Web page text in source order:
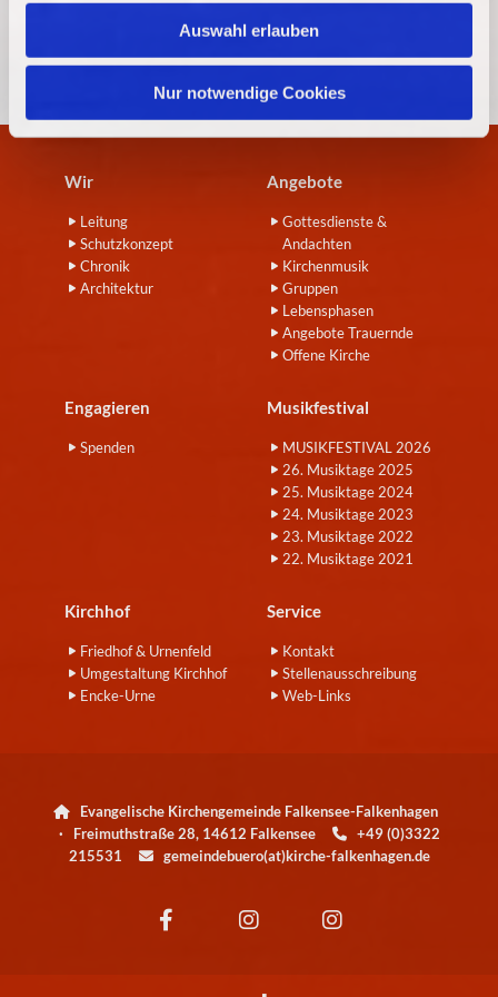
Auswahl erlauben
Nur notwendige Cookies
Wir
Leitung
Schutzkonzept
Chronik
Architektur
Angebote
Gottesdienste &
Andachten
Kirchenmusik
Gruppen
Lebensphasen
Angebote Trauernde
Offene Kirche
Engagieren
Spenden
Musikfestival
MUSIKFESTIVAL 2026
26. Musiktage 2025
25. Musiktage 2024
24. Musiktage 2023
23. Musiktage 2022
22. Musiktage 2021
Kirchhof
Friedhof & Urnenfeld
Umgestaltung Kirchhof
Encke-Urne
Service
Kontakt
Stellenausschreibung
Web-Links

Evangelische Kirchengemeinde Falkensee-Falkenhagen
· Freimuthstraße 28, 14612 Falkensee
+49 (0)3322
215531
gemeindebuero(at)kirche-falkenhagen.de